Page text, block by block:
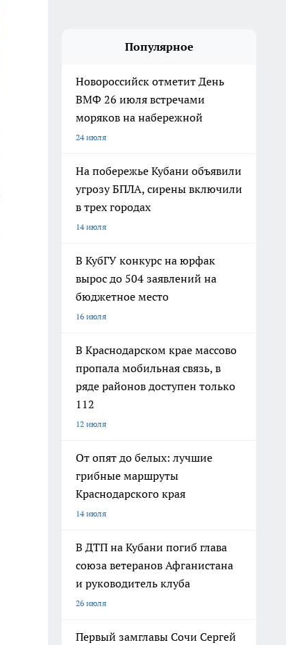
Популярное
Новороссийск отметит День
ВМФ 26 июля встречами
моряков на набережной
24 июля
На побережье Кубани объявили
угрозу БПЛА, сирены включили
в трех городах
14 июля
В КубГУ конкурс на юрфак
вырос до 504 заявлений на
бюджетное место
16 июля
В Краснодарском крае массово
пропала мобильная связь, в
ряде районов доступен только
112
12 июля
От опят до белых: лучшие
грибные маршруты
Краснодарского края
14 июля
В ДТП на Кубани погиб глава
союза ветеранов Афганистана
и руководитель клуба
26 июля
Первый замглавы Сочи Сергей